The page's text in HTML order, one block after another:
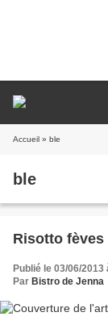
Accueil » ble
ble
Risotto
Publié le 03/06/2013
Par Bistro de Jenna